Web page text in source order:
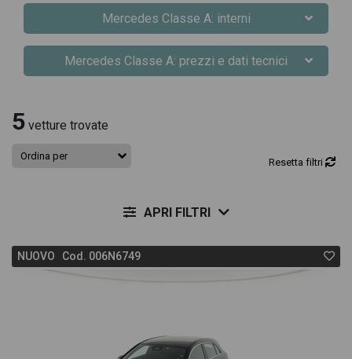
Mercedes Classe A: interni
Mercedes Classe A: prezzi e dati tecnici
5 vetture trovate
Resetta filtri
APRI FILTRI
NUOVO Cod. 006N6749